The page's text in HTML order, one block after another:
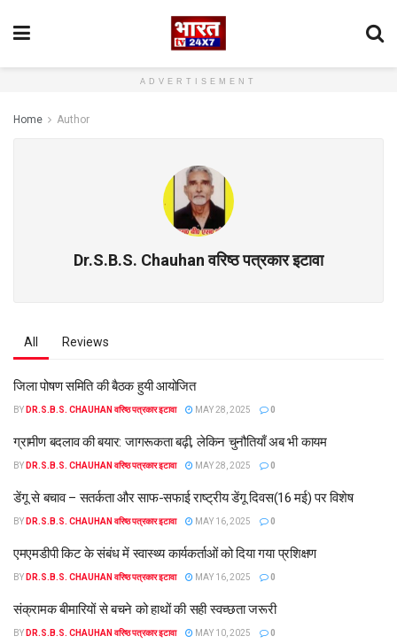
ADVERTISEMENT
Home Author
Dr.S.B.S. Chauhan वरिष्ठ पत्रकार इटावा
All Reviews
जिला पोषण समिति की बैठक हुयी आयोजित
BY DR.S.B.S. CHAUHAN वरिष्ठ पत्रकार इटावा MAY 28, 2025 0
ग्रामीण बदलाव की बयार: जागरूकता बढ़ी, लेकिन चुनौतियाँ अब भी कायम
BY DR.S.B.S. CHAUHAN वरिष्ठ पत्रकार इटावा MAY 28, 2025 0
डेंगू से बचाव – सतर्कता और साफ-सफाई राष्ट्रीय डेंगू दिवस(16 मई) पर विशेष
BY DR.S.B.S. CHAUHAN वरिष्ठ पत्रकार इटावा MAY 16, 2025 0
एमएमडीपी किट के संबंध में स्वास्थ्य कार्यकर्ताओं को दिया गया प्रशिक्षण
BY DR.S.B.S. CHAUHAN वरिष्ठ पत्रकार इटावा MAY 16, 2025 0
संक्रामक बीमारियों से बचने को हाथों की सही स्वच्छता जरूरी
BY DR.S.B.S. CHAUHAN वरिष्ठ पत्रकार इटावा MAY 10, 2025 0